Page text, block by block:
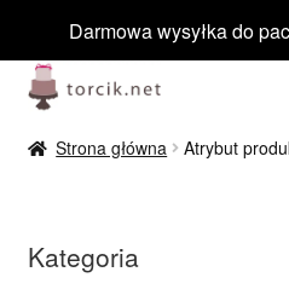
Darmowa wysyłka do
Przejdź
do
nawigacji
Przejdź
do
treści
Jadalne
Barwniki spożywcze
Strona główna Atrybut
Kategoria